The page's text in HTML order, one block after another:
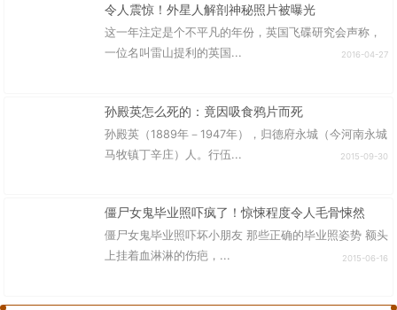
令人震惊！外星人解剖神秘照片被曝光
这一年注定是个不平凡的年份，英国飞碟研究会声称，
一位名叫雷山提利的英国...
2016-04-27
孙殿英怎么死的：竟因吸食鸦片而死
孙殿英（1889年－1947年），归德府永城（今河南永城
马牧镇丁辛庄）人。行伍...
2015-09-30
僵尸女鬼毕业照吓疯了！惊悚程度令人毛骨悚然
僵尸女鬼毕业照吓坏小朋友 那些正确的毕业照姿势 额头
上挂着血淋淋的伤疤，...
2015-06-16